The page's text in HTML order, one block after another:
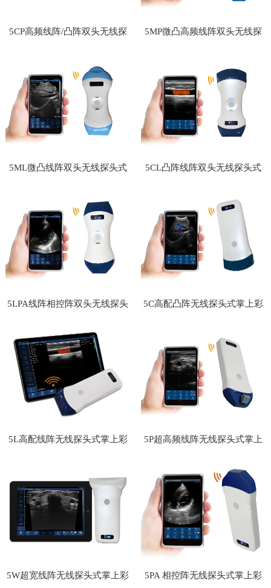
5CP高频线阵/凸阵双头无线探
头式掌上彩超
5MP微凸高频线阵双头无线探
头式掌上彩超
5ML微凸线阵双头无线探头式
掌上彩超
5CL凸阵线阵双头无线探头式
掌上彩超
5LPA线阵相控阵双头无线探头
式掌上彩
5C高配凸阵无线探头式掌上彩
5L高配线阵无线探头式掌上彩 5P超高频线阵无线探头式掌上
彩超
5W超宽线阵无线探头式掌上彩 5PA 相控阵无线探头式掌上彩